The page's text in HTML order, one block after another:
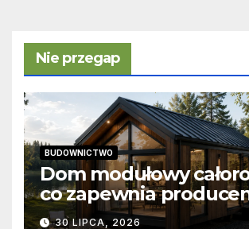
Nie przegap
BUDOWNICTWO
Dom modułowy
co zapewnia
domów modułowych?
30 LIPCA, 2026